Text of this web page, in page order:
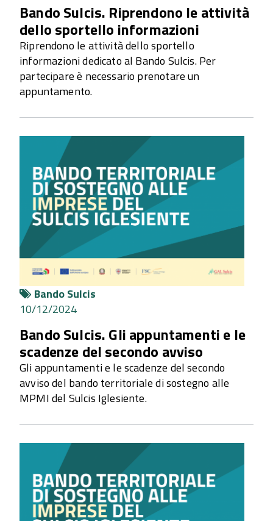
Bando Sulcis. Riprendono le attività
dello sportello informazioni
Riprendono le attività dello sportello
informazioni dedicato al Bando Sulcis. Per
partecipare è necessario prenotare un
appuntamento.
Bando Sulcis
10/12/2024
Bando Sulcis. Gli appuntamenti e le
scadenze del secondo avviso
Gli appuntamenti e le scadenze del secondo
avviso del bando territoriale di sostegno alle
MPMI del Sulcis Iglesiente.